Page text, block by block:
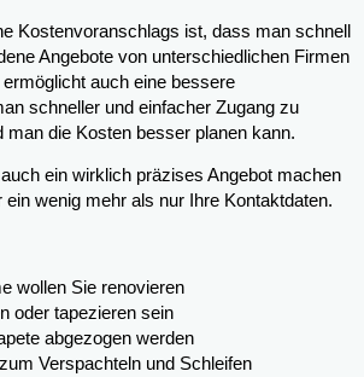
Kostenvoranschlags ist, dass man schnell
Angebote von unterschiedlichen Firmen
auch eine bessere
schneller und einfacher Zugang zu
man die Kosten besser planen kann.
ein wirklich präzises Angebot machen
ein wenig mehr als nur Ihre Kontaktdaten.
wollen Sie renovieren
oder tapezieren sein
abgezogen werden
Verspachteln und Schleifen